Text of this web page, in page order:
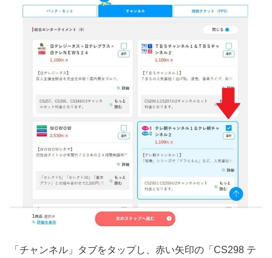
「チャンネル」タブをタップし、赤い矢印の「CS298 テ